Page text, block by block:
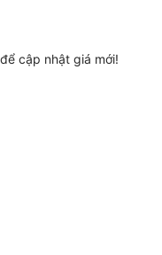
để cập nhật giá mới!